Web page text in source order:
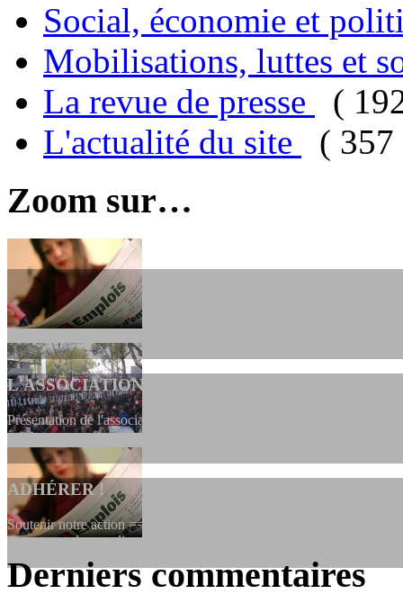
Social, économie et
Mobilisations, luttes et
La revue de presse
(
L'actualité du site
( 357
Zoom sur…
L'ASSOCIATION
Présentation de l'association et de sa charte qui encadre nos actions
ADHÉRER !
Soutenir notre action ==> Si vous souhaitez adhérer à
dessous, en le remplissant et en...
Derniers commentaires